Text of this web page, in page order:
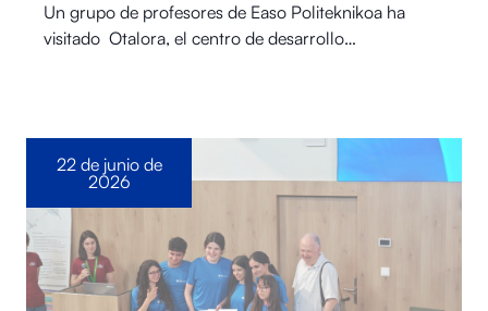
Un grupo de profesores de Easo Politeknikoa ha
visitado Otalora⁠, el centro de desarrollo…
22 de junio de
2026